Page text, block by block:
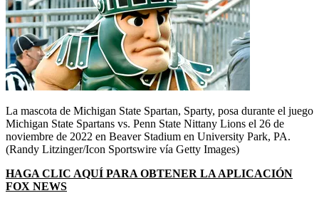
La mascota de Michigan State Spartan, Sparty, posa durante el juego
Michigan State Spartans vs. Penn State Nittany Lions el 26 de
noviembre de 2022 en Beaver Stadium en University Park, PA.
(Randy Litzinger/Icon Sportswire vía Getty Images)
HAGA CLIC AQUÍ PARA OBTENER LA APLICACIÓN
FOX NEWS